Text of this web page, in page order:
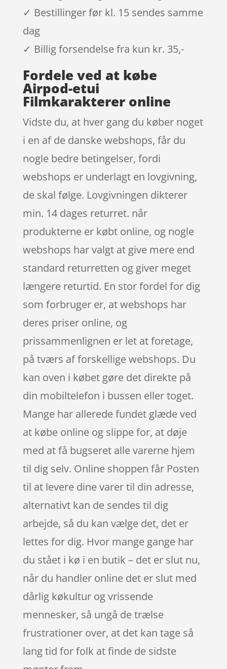
✓ Bestillinger før kl. 15 sendes samme
dag
✓ Billig forsendelse fra kun kr. 35,-
Fordele ved at købe
Airpod-etui
Filmkarakterer online
Vidste du, at hver gang du køber noget
i en af de danske webshops, får du
nogle bedre betingelser, fordi
webshops er underlagt en lovgivning,
de skal følge. Lovgivningen dikterer
min. 14 dages returret. når
produkterne er købt online, og nogle
webshops har valgt at give mere end
standard returretten og giver meget
længere returtid. En stor fordel for dig
som forbruger er, at webshops har
deres priser online, og
prissammenlignen er let at foretage,
på tværs af forskellige webshops. Du
kan oven i købet gøre det direkte på
din mobiltelefon i bussen eller toget.
Mange har allerede fundet glæde ved
at købe online og slippe for, at døje
med at få bugseret alle varerne hjem
til dig selv. Online shoppen får Posten
til at levere dine varer til din adresse,
alternativt kan de sendes til dig
arbejde, så du kan vælge det, det er
lettes for dig. Hvor mange gange har
du stået i kø i en butik – det er slut nu,
når du handler online det er slut med
dårlig køkultur og vrissende
mennesker, så ungå de trælse
frustrationer over, at det kan tage så
lang tid for folk at finde de sidste